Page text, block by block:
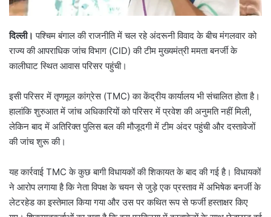
दिल्ली। पश्चिम बंगाल की राजनीति में चल रहे अंदरूनी विवाद के बीच मंगलवार को
राज्य की आपराधिक जांच विभाग (CID) की टीम मुख्यमंत्री ममता बनर्जी के
कालीघाट स्थित आवास परिसर पहुंची।
इसी परिसर में तृणमूल कांग्रेस (TMC) का केंद्रीय कार्यालय भी संचालित होता है।
हालांकि शुरुआत में जांच अधिकारियों को परिसर में प्रवेश की अनुमति नहीं मिली,
लेकिन बाद में अतिरिक्त पुलिस बल की मौजूदगी में टीम अंदर पहुंची और दस्तावेजों
की जांच शुरू की।
यह कार्रवाई TMC के कुछ बागी विधायकों की शिकायत के बाद की गई है। विधायकों
ने आरोप लगाया है कि नेता विपक्ष के चयन से जुड़े एक प्रस्ताव में अभिषेक बनर्जी के
लेटरहेड का इस्तेमाल किया गया और उस पर कथित रूप से फर्जी हस्ताक्षर किए